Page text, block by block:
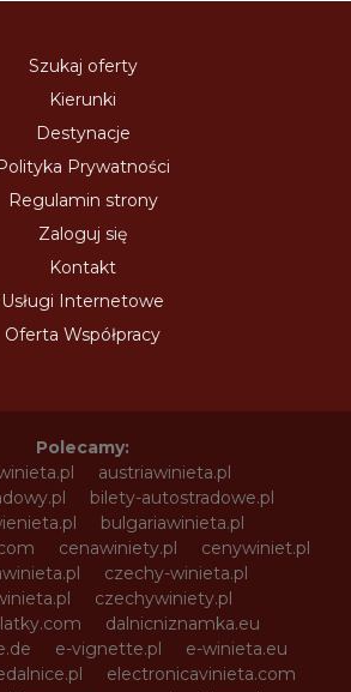
Szukaj oferty
Kierunki
Destynacje
Prywatności
Regulamin strony
Zaloguj się
Kontakt
Usługi Internetowe
Oferta Współpracy
Polecamy:
austriawinieta.pl
bilety-autostradowe.pl
bulgariawinieta.pl
cenawiniety.pl
cenywiniet.pl
czechy-winieta.pl
czechywiniety.pl
dalnicniznamka.eu
e-vignette.pl
e-winieta.eu
electronicavinieta.com